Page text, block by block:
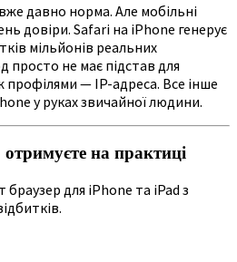
давно норма. Але мобільні
довіри. Safari на iPhone генерує
мільйонів реальних
не має підстав для
профілями — IP-адреса. Все інше
у руках звичайної людини.
на практиці
для iPhone та iPad з